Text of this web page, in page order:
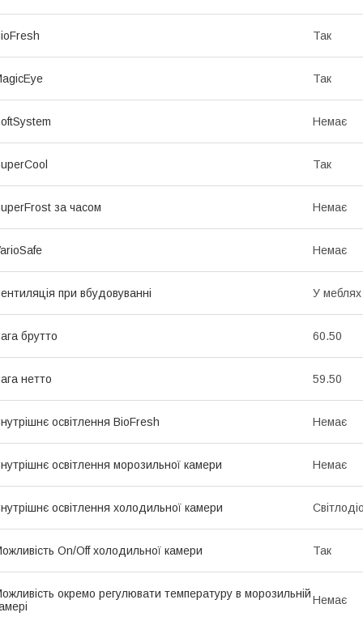
Так
Так
Немає
Так
за часом Немає
Немає
при вбудовуванні У меблях
брутто 60.50
нетто 59.50
освітлення BioFresh Немає
освітлення морозильної камери Немає
освітлення холодильної камери
On/Off холодильної камери Так
окремо регулювати температуру в морозильнійНемає